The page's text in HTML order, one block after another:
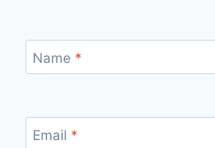
Name *
Email *